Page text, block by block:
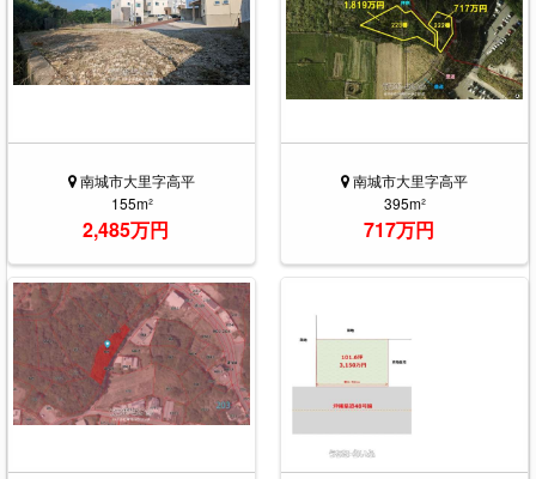
南城市大里字高平
155m²
2,485万円
南城市大里字高平
395m²
717万円